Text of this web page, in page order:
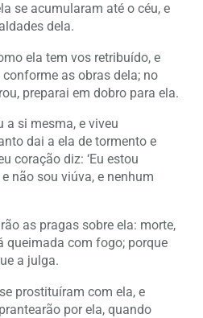
se acumularam até o céu, e
dela.
ela tem vos retribuído, e
as obras dela; no
preparai em dobro para ela.
a si mesma, e viveu
dai a ela de tormento e
coração diz: ‘Eu estou
não sou viúva, e nenhum
as pragas sobre ela: morte,
queimada com fogo; porque
a julga.
prostituíram com ela, e
por ela, quando